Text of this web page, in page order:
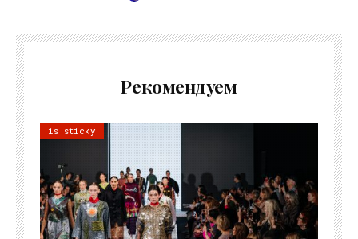
Рекомендуем
is sticky